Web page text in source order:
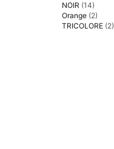
NOIR (14)
Orange (2)
TRICOLORE (2)